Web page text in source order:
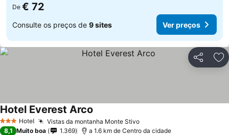
De € 72
Consulte os preços de 9 sites Ver preços
Partilhar
3 EstrelasHotel Vistas da montanha Monte Stivo
Hotel Everest Arco
8,1 Muito boa 1.369 a 1.6 km de Centro da cidade